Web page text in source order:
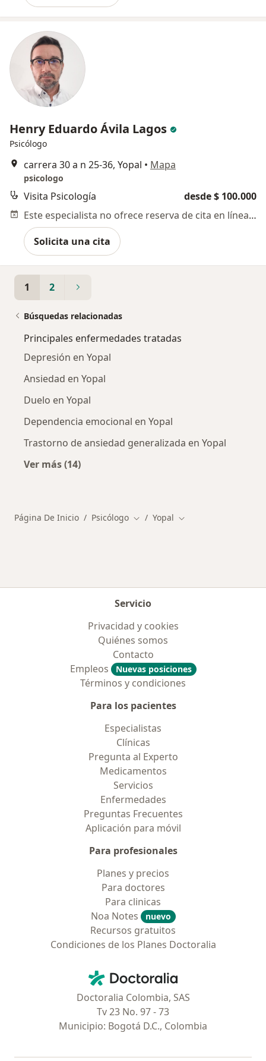
Henry Eduardo Ávila Lagos
Psicólogo
carrera 30 a n 25-36, Yopal • Mapa
psicologo
Visita Psicología
desde $ 100.000
Este especialista no ofrece reserva de cita en línea en esta dirección.
Solicita una cita
1 2
Búsquedas relacionadas
Principales enfermedades tratadas
Depresión en Yopal
Ansiedad en Yopal
Duelo en Yopal
Dependencia emocional en Yopal
Trastorno de ansiedad generalizada en Yopal
Ver más (14)
Página De Inicio Psicólogo Cambiar de ciudad
Yopal Cambiar de ciudad
Servicio
Privacidad y cookies
Quiénes somos
Contacto
Empleos
Nuevas posiciones
Términos y condiciones
Para los pacientes
Especialistas
Clínicas
Pregunta al Experto
Medicamentos
Servicios
Enfermedades
Preguntas Frecuentes
Aplicación para móvil
Para profesionales
Planes y precios
Para doctores
Para clinicas
Noa Notes
nuevo
Recursos gratuitos
Condiciones de los Planes Doctoralia
Doctoralia - Página de inicio
Doctoralia Colombia, SAS
Tv 23 No. 97 - 73
Municipio: Bogotá D.C., Colombia